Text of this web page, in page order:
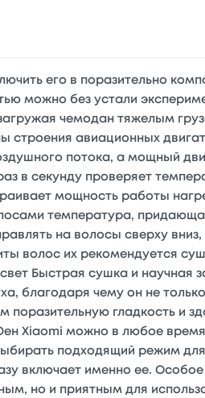
его в поразительно
можно без устали
чемодан тяжелым
строения авиационных
потока, а мощный
в секунду проверяет
мощность работы
температура,
на волосы сверху вниз,
волос их рекомендуется
Быстрая сушка и
благодаря чему он не
поразительную гладкость и
Xiaomi можно в любое
подходящий режим
включает именно ее.
но и приятным для